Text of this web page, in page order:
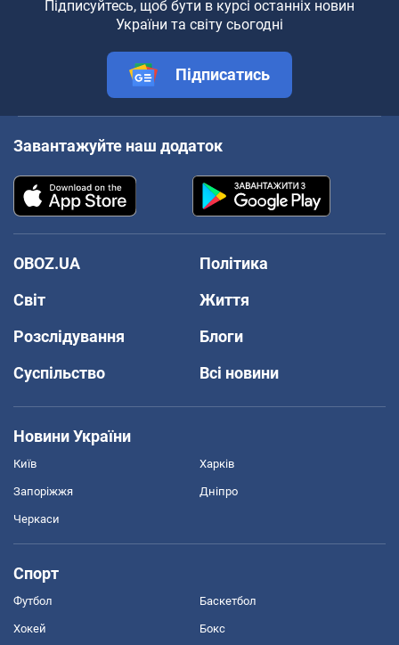
Підписуйтесь, щоб бути в курсі останніх новин
України та світу сьогодні
Підписатись
Завантажуйте наш додаток
OBOZ.UA
Політика
Світ
Життя
Розслідування
Блоги
Суспільство
Всі новини
Новини України
Київ Харків
Запоріжжя Дніпро
Черкаси
Спорт
Футбол Баскетбол
Хокей Бокс